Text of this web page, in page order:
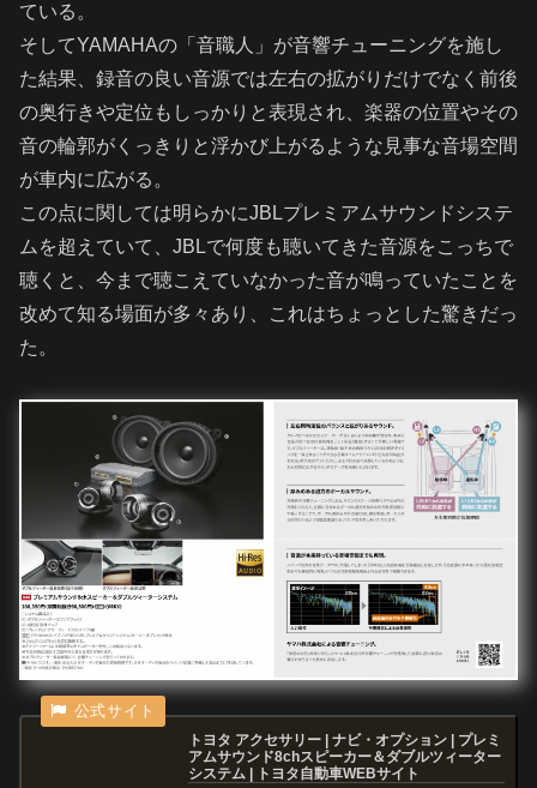
ている。
そしてYAMAHAの「音職人」が音響チューニングを施し
た結果、録音の良い音源では左右の拡がりだけでなく前後
の奥行きや定位もしっかりと表現され、楽器の位置やその
音の輪郭がくっきりと浮かび上がるような見事な音場空間
が車内に広がる。
この点に関しては明らかにJBLプレミアムサウンドシステ
ムを超えていて、JBLで何度も聴いてきた音源をこっちで
聴くと、今まで聴こえていなかった音が鳴っていたことを
改めて知る場面が多々あり、これはちょっとした驚きだっ
た。
トヨタ アクセサリー | ナビ・オプション | プレミ
アムサウンド8chスピーカー＆ダブルツィーター
システム | トヨタ自動車WEBサイト